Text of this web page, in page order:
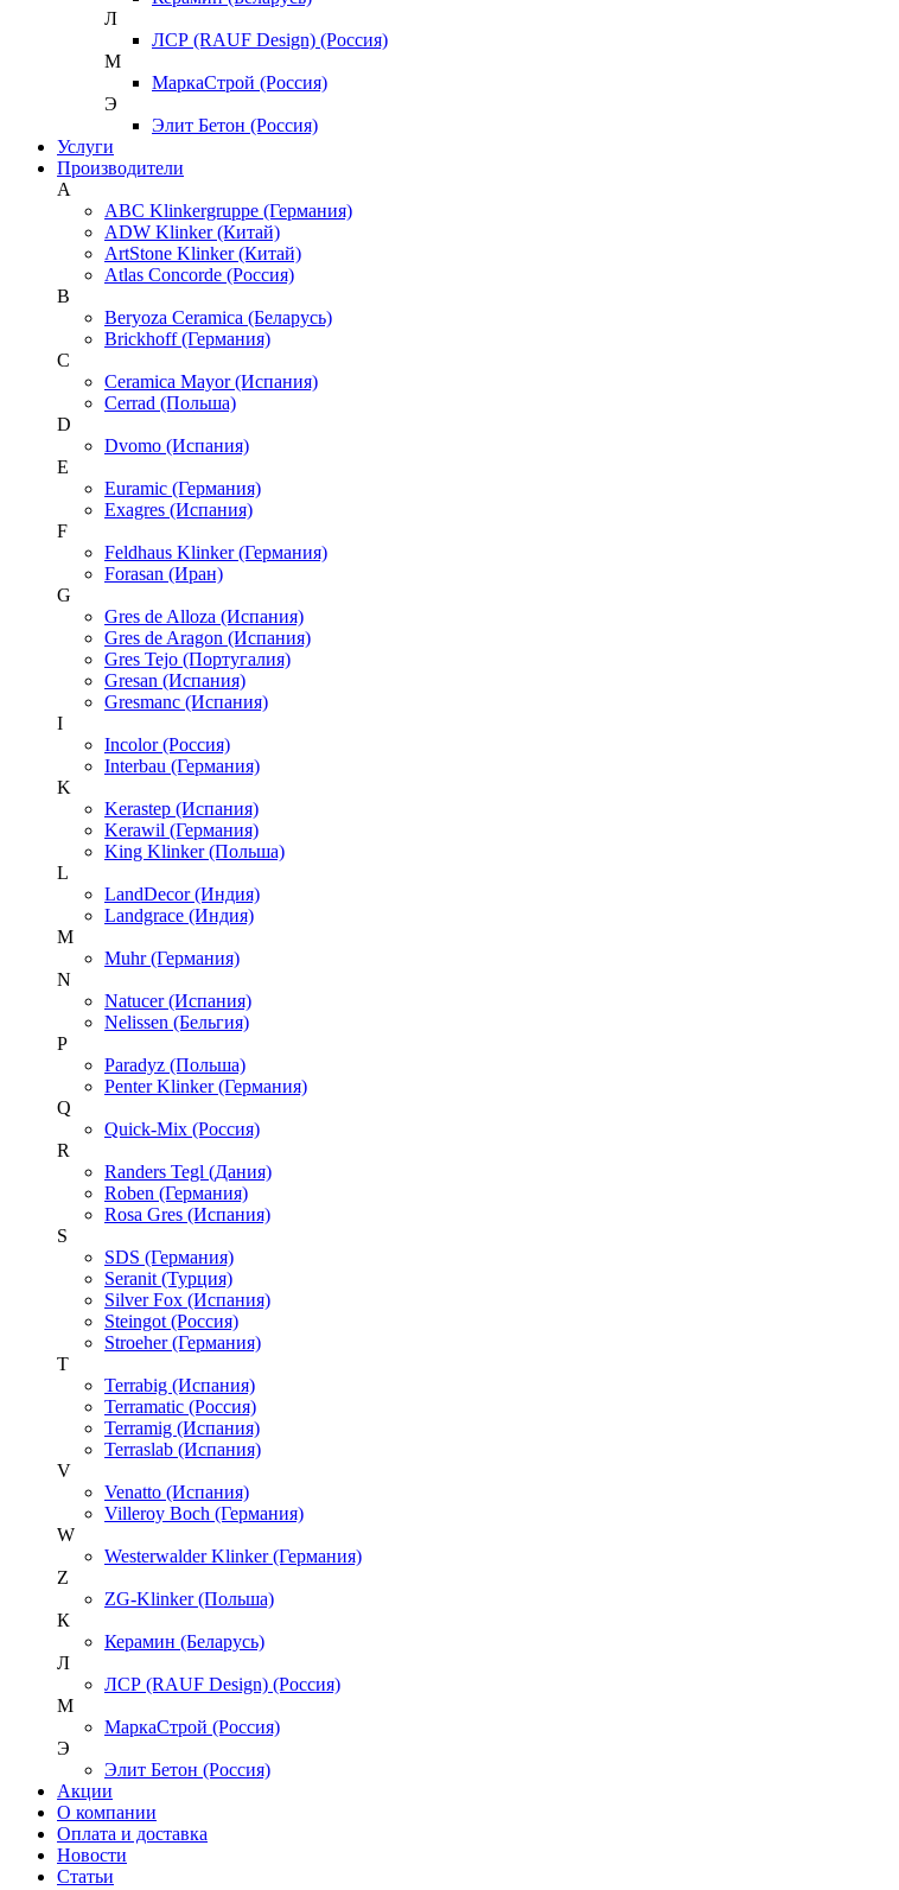
Л
ЛСР (RAUF Design) (Россия)
М
МаркаСтрой (Россия)
Э
Элит Бетон (Россия)
Услуги
Производители
A
ABC Klinkergruppe (Германия)
ADW Klinker (Китай)
ArtStone Klinker (Китай)
Atlas Concorde (Россия)
B
Beryoza Ceramica (Беларусь)
Brickhoff (Германия)
C
Ceramica Mayor (Испания)
Cerrad (Польша)
D
Dvomo (Испания)
E
Euramic (Германия)
Exagres (Испания)
F
Feldhaus Klinker (Германия)
Forasan (Иран)
G
Gres de Alloza (Испания)
Gres de Aragon (Испания)
Gres Tejo (Португалия)
Gresan (Испания)
Gresmanc (Испания)
I
Incolor (Россия)
Interbau (Германия)
K
Kerastep (Испания)
Kerawil (Германия)
King Klinker (Польша)
L
LandDecor (Индия)
Landgrace (Индия)
M
Muhr (Германия)
N
Natucer (Испания)
Nelissen (Бельгия)
P
Paradyz (Польша)
Penter Klinker (Германия)
Q
Quick-Mix (Россия)
R
Randers Tegl (Дания)
Roben (Германия)
Rosa Gres (Испания)
S
SDS (Германия)
Seranit (Турция)
Silver Fox (Испания)
Steingot (Россия)
Stroeher (Германия)
T
Terrabig (Испания)
Terramatic (Россия)
Terramig (Испания)
Terraslab (Испания)
V
Venatto (Испания)
Villeroy Boch (Германия)
W
Westerwalder Klinker (Германия)
Z
ZG-Klinker (Польша)
К
Керамин (Беларусь)
Л
ЛСР (RAUF Design) (Россия)
М
МаркаСтрой (Россия)
Э
Элит Бетон (Россия)
Акции
О компании
Оплата и доставка
Новости
Статьи